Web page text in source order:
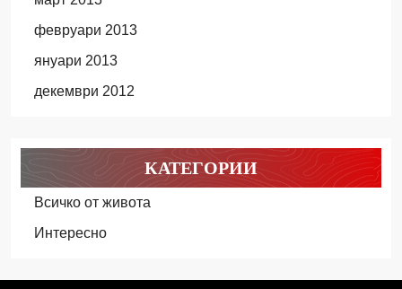
февруари 2013
януари 2013
декември 2012
КАТЕГОРИИ
Всичко от живота
Интересно